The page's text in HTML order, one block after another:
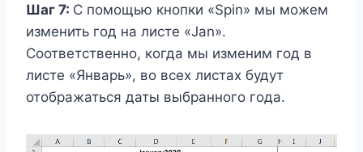
Шаг 7: С помощью кнопки «Spin» мы можем
изменить год на листе «Jan».
Соответственно, когда мы изменим год в
листе «Январь», во всех листах будут
отображаться даты выбранного года.